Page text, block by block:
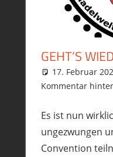
GEHT’S
17. Februar
Kommentar
Es ist nun
ungezwungen
Convention